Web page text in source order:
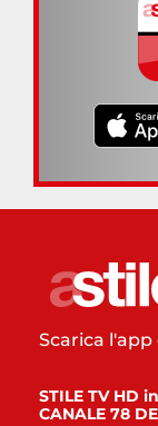
Scarica l'app
STILE TV HD
CANALE 78